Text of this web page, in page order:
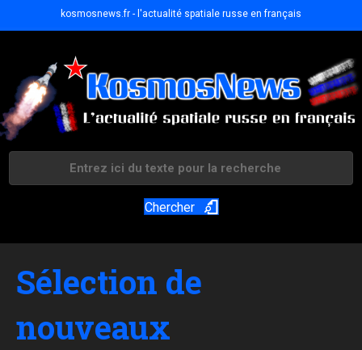
kosmosnews.fr - l'actualité spatiale russe en français
Chercher
Sélection de
nouveaux